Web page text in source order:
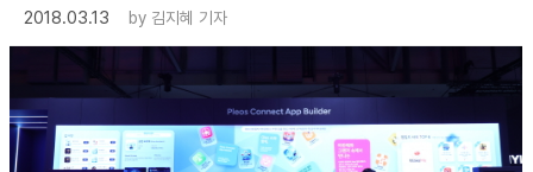
2018.03.13 by 김지혜 기자